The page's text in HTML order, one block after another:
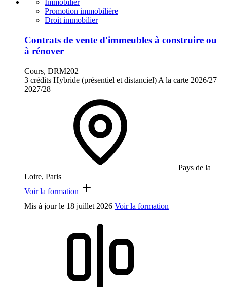
Immobilier
Promotion immobilière
Droit immobilier
Contrats de vente d'immeubles à construire ou
à rénover
Cours, DRM202
3 crédits Hybride (présentiel et distanciel) A la carte 2026/27
2027/28
Pays de la
Loire, Paris
Voir la formation
Mis à jour le 18 juillet 2026 Voir la formation